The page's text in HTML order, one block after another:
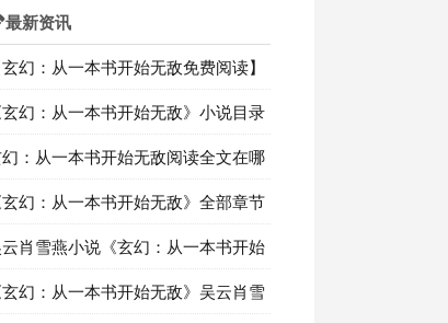
最新资讯
玄幻：从一本书开始无敌免费阅读】
彩章节推荐：第8章强势崛起
玄幻：从一本书开始无敌》小说目录
第7章狂暴猎人
：从一本书开始无敌阅读全文在哪
看：第6章火云灵草
玄幻：从一本书开始无敌》全部章节
在线阅读：第5章生死决斗场
肖雪燕小说《玄幻：从一本书开始
敌》最新章节免费阅读
玄幻：从一本书开始无敌》吴云肖雪